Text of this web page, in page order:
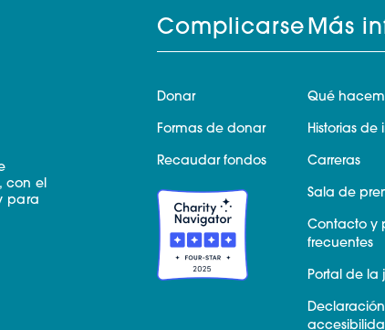
con el
para
Complicarse
Donar
Formas de donar
Recaudar fondos
Más
Qué
Historias
Carreras
Sala de
Contacto y
frecuentes
Portal de la